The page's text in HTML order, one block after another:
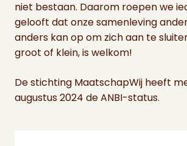
niet bestaan. Daarom roepen we
gelooft dat onze samenleving
anders kan op om zich aan te
groot of klein, is welkom!
De stichting MaatschapWij heeft
augustus 2024 de ANBI-status.